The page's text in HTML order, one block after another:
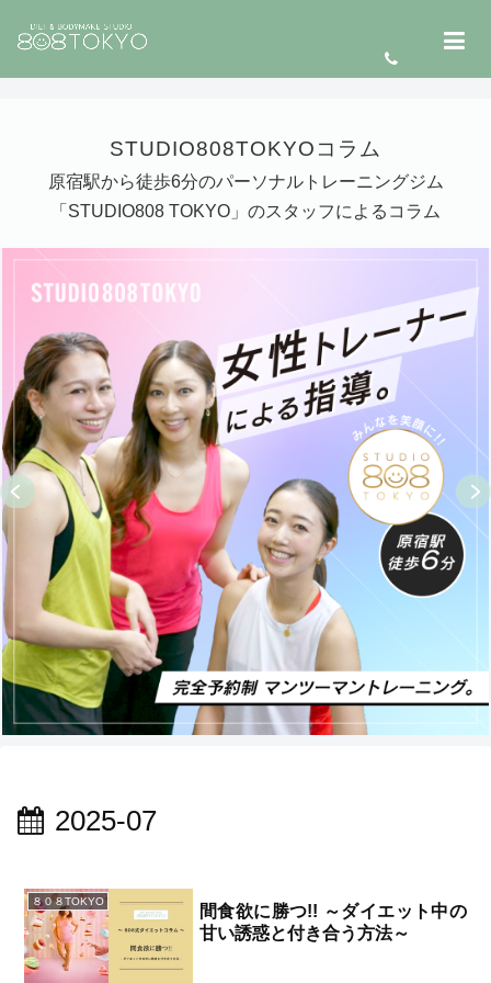
STUDIO808TOKYOコラム
原宿駅から徒歩6分のパーソナルトレーニングジム
「STUDIO808 TOKYO」のスタッフによるコラム
2025-07
８０８TOKYO
間食欲に勝つ!! ～ダイエット中の
甘い誘惑と付き合う方法～